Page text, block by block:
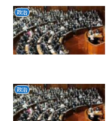
政治
政治